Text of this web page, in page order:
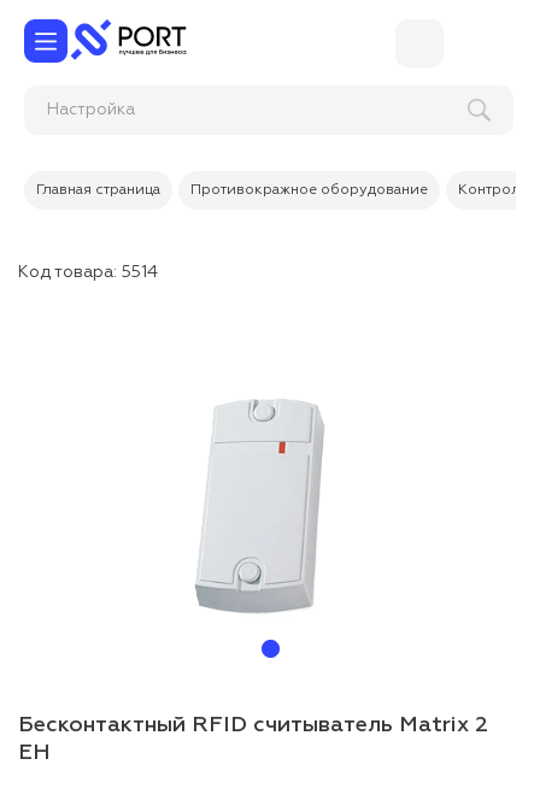
Настро
Главная страница Противокражное оборудование Контроль
Код товара: 5514
Бесконтактный RFID считыватель Matrix 2
EH